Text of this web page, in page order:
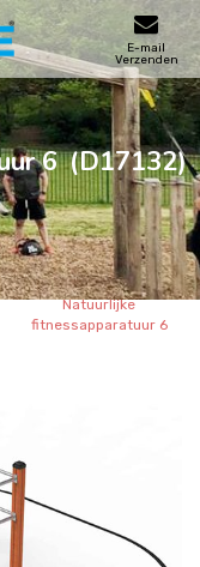
E-mail
Verzenden
6 (D17132)
Natuurlijke
fitnessapparatuur 6